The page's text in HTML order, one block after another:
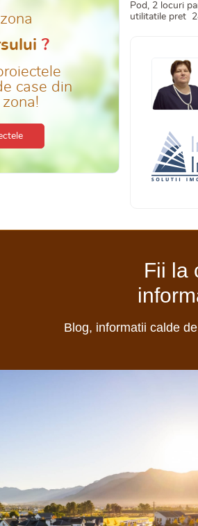
?
case din
Pod, 2 locuri
utilitatile pret
Fii la
Blog, informatii calde